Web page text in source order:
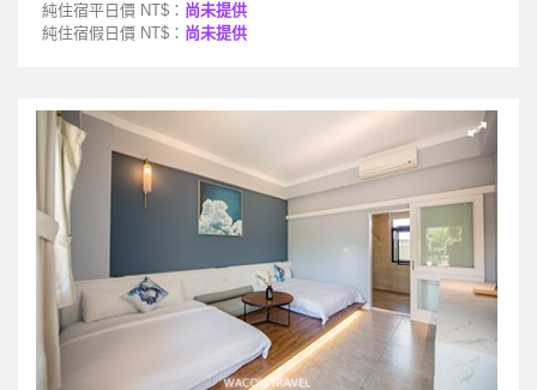
純住宿平日價 NT$： 尚未提供
純住宿假日價 NT$： 尚未提供